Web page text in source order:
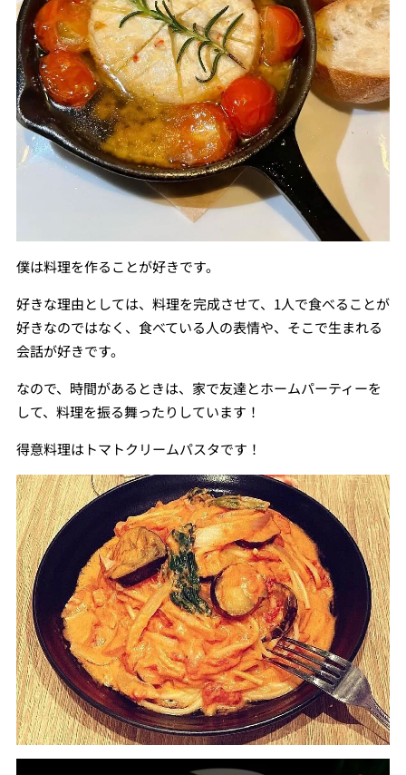
僕は料理を作ることが好きです。
好きな理由としては、料理を完成させて、1人で食べることが
好きなのではなく、食べている人の表情や、そこで生まれる
会話が好きです。
なので、時間があるときは、家で友達とホームパーティーを
して、料理を振る舞ったりしています！
得意料理はトマトクリームパスタです！